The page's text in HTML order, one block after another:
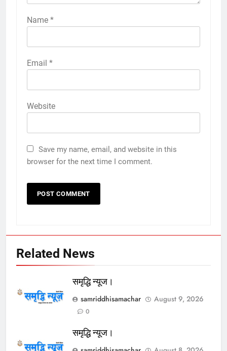
Name *
Email *
Website
Save my name, email, and website in this
browser for the next time I comment.
Related News
समृद्धि न्यूज।
samriddhisamachar
August 9, 2026
0
समृद्धि न्यूज।